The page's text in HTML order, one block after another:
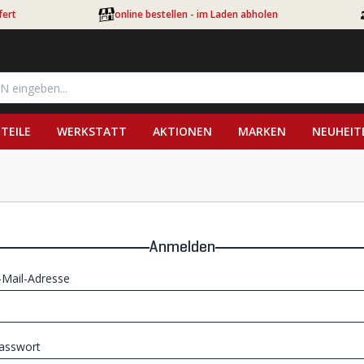
online bestellen - im Laden abholen
WERKSTATT AKTIONEN MARKEN
Anmelden
Mail-Adresse